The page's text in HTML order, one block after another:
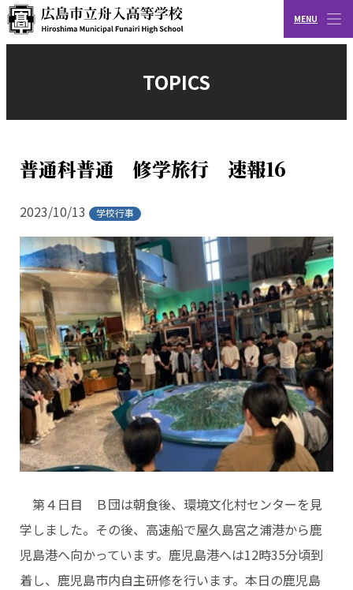
広島市立舟入高等学校
TOPICS
普通科普通 修学旅行 速報16
2023/10/13 学校行事
第４日目 Ｂ団は朝食後、環境文化村センターを見
学しました。その後、高速船で屋久島宮之浦港から鹿
児島港へ向かっています。鹿児島港へは12時35分頃到
着し、鹿児島市内自主研修を行います。本日の鹿児島
MENU